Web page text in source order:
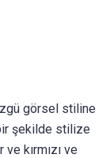
görsel stiline
şekilde stilize
kırmızı ve